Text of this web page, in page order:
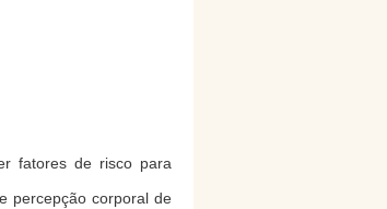
fatores de risco para
percepção corporal de